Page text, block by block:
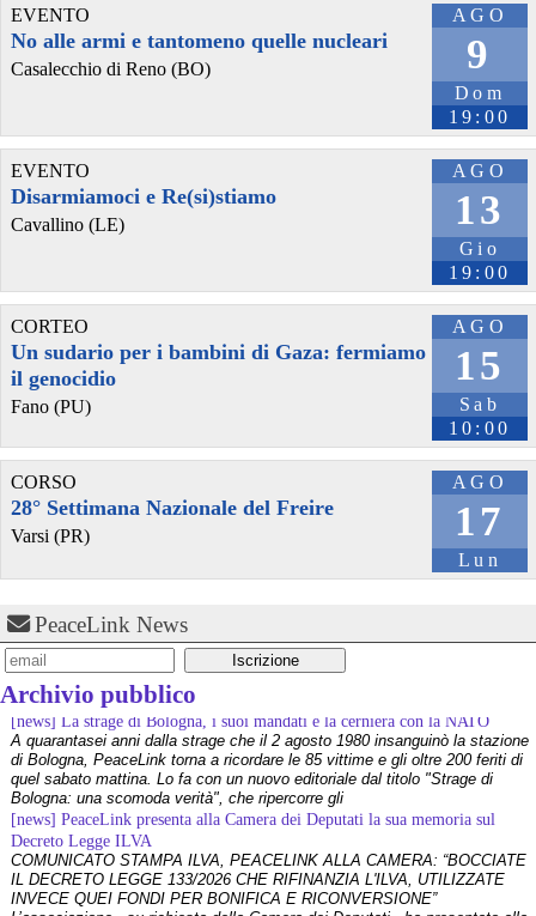
Quando i social manager di Vannacci ti servono la satira in un
piatto d'argento.
#Satira #Politica
FN
#FuturoNazionale
@steek_hutzee
“Così mi hanno iscritta a Futuro Nazionale senza il mio consenso”.
La denuncia di una ragazza del Barese: il caso dei vannacciani a
loro insaputa.
L'8 luglio nella cassetta della posta arriva una tessera di Futuro
spazio alla denuncia. Il tutto mentre il partito supera i 130mila
iscritti.
ilfattoquotidiano.it/2026/07/2
#Tesseramento # Politica
AGO
9
Dom
19:00
EVENTO
No alle armi e tantomeno quelle nucleari
Casalecchio di Reno (BO)
AGO
13
Gio
19:00
EVENTO
Disarmiamoci e Re(si)stiamo
Cavallino (LE)
AGO
15
Sab
10:00
CORTEO
Un sudario per i bambini di Gaza: fermiamo
il genocidio
Fano (PU)
AGO
17
Lun
CORSO
28° Settimana Nazionale del Freire
Varsi (PR)
PeaceLink News
Archivio pubblico
[news] La strage di Bologna, i suoi mandati e la cerniera con la NATO
A quarantasei anni dalla strage che il 2 agosto 1980 insanguinò la stazione
di Bologna, PeaceLink torna a ricordare le 85 vittime e gli oltre 200 feriti di
quel sabato mattina. Lo fa con un nuovo editoriale dal titolo "Strage di
Bologna: una scomoda verità", che ripercorre gli
[news] PeaceLink presenta alla Camera dei Deputati la sua memoria sul
Decreto Legge ILVA
COMUNICATO STAMPA ILVA, PEACELINK ALLA CAMERA: “BOCCIATE
IL DECRETO LEGGE 133/2026 CHE RIFINANZIA L'ILVA, UTILIZZATE
INVECE QUEI FONDI PER BONIFICA E RICONVERSIONE”
L’associazione - su richiesta della Camera dei Deputati - ha presentato alla
Commissione Finanze della Camer
[news] La violenza non ha mai giustificazioni e finisce sempre per